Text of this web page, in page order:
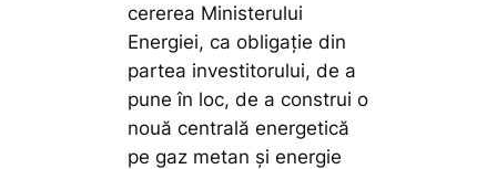
cererea Ministerului
Energiei, ca obligaţie din
partea investitorului, de a
pune în loc, de a construi o
nouă centrală energetică
pe gaz metan şi energie